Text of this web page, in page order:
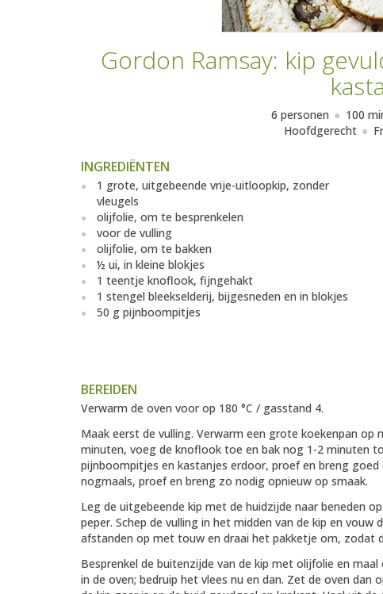
Gordon Ramsay: kip
6 personen 100
Hoofdgerecht
INGREDIËNTEN
1 grote, uitgebeende vrije-uitloopkip, zonder
vleugels
olijfolie, om te besprenkelen
voor de vulling
olijfolie, om te bakken
½ ui, in kleine blokjes
1 teentje knoflook, fijngehakt
1 stengel bleekselderij, bijgesneden en in blokjes
50 g pijnboompitjes
BEREIDEN
Verwarm de oven voor op 180 °C / gasstand 4.
Maak eerst de vulling. Verwarm een grote koekenpan
minuten, voeg de knoflook toe en bak nog 1-2 minuten
pijnboompitjes en kastanjes erdoor, proef en breng
nogmaals, proef en breng zo nodig opnieuw op smaak.
Leg de uitgebeende kip met de huidzijde naar beneden
peper. Schep de vulling in het midden van de kip en
afstanden op met touw en draai het pakketje om, zodat
Besprenkel de buitenzijde van de kip met olijfolie en
in de oven; bedruip het vlees nu en dan. Zet de oven